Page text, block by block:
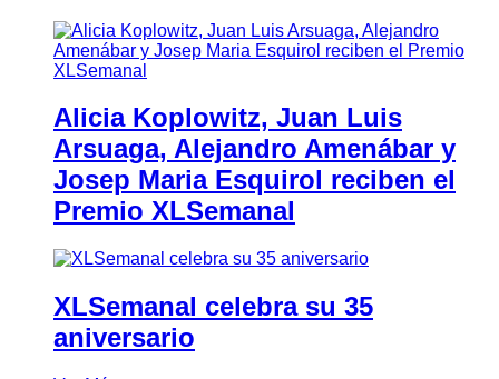
Alicia Koplowitz, Juan Luis
Arsuaga, Alejandro Amenábar y
Josep Maria Esquirol reciben el
Premio XLSemanal
XLSemanal celebra su 35
aniversario